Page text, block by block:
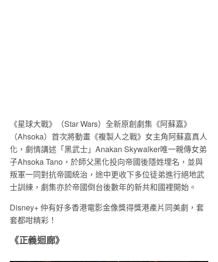
《星球大戰》（Star Wars）全新原創劇集《阿蘇嘉》
（Ahsoka）首次將動畫《複製人之戰》女主角阿蘇嘉真人
化，劇情講述「黑武士」Anakan Skywalker唯一親傳女弟
子Ahsoka Tano，於師父黑化投向帝國後隱姓埋名，並與
叛軍一同對抗帝國統治，途中更收下多位徒弟進行絕地武
士訓練，劇集亦於帝國倒台後數年的新共和國裡開始。
Disney+ 仲有好多香港電影金像獎得獎港產片同美劇，套
套都咁精彩！
《正義迴廊》